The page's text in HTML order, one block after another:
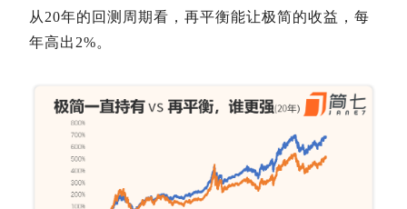
从20年的回测周期看，再平衡能让极简的收益，每
年高出2%。